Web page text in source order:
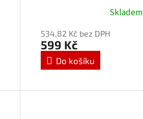
Skladem
534,82 Kč bez DPH
599 Kč
Do košíku